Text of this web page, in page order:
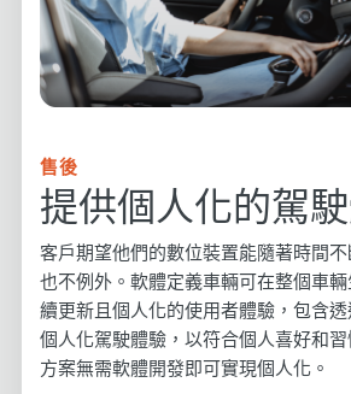
售後
提供個人化的駕
客戶期望他們的數位裝置能隨著時間
也不例外。軟體定義車輛可在整個車
續更新且個人化的使用者體驗，包含
個人化駕駛體驗，以符合個人喜好和
方案無需軟體開發即可實現個人化。